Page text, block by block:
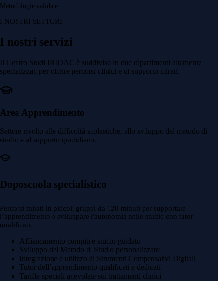
Metodologie validate
I NOSTRI SETTORI
I nostri servizi
Il Centro Studi IRIDAC è suddiviso in due dipartimenti altamente
specializzati per offrire percorsi clinici e di supporto mirati.
Area Apprendimento
Settore rivolto alle difficoltà scolastiche, allo sviluppo del metodo di
studio e al supporto quotidiano.
Doposcuola specialistico
Percorsi mirati in piccoli gruppi da 120 minuti per supportare
l’apprendimento e sviluppare l'autonomia nello studio con tutor
qualificati.
Affiancamento compiti e studio guidato
Sviluppo del Metodo di Studio personalizzato
Integrazione e utilizzo di Strumenti Compensativi Digitali
Tutor dell’apprendimento qualificati e dedicati
Tariffe speciali agevolate sui trattamenti clinici